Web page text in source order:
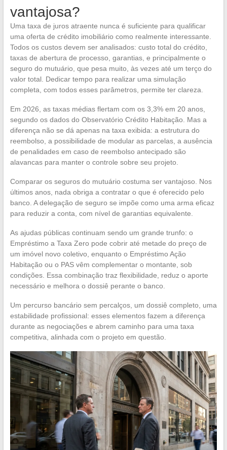
vantajosa?
Uma taxa de juros atraente nunca é suficiente para qualificar
uma oferta de crédito imobiliário como realmente interessante.
Todos os custos devem ser analisados: custo total do crédito,
taxas de abertura de processo, garantias, e principalmente o
seguro do mutuário, que pesa muito, às vezes até um terço do
valor total. Dedicar tempo para realizar uma simulação
completa, com todos esses parâmetros, permite ter clareza.
Em 2026, as taxas médias flertam com os 3,3% em 20 anos,
segundo os dados do Observatório Crédito Habitação. Mas a
diferença não se dá apenas na taxa exibida: a estrutura do
reembolso, a possibilidade de modular as parcelas, a ausência
de penalidades em caso de reembolso antecipado são
alavancas para manter o controle sobre seu projeto.
Comparar os seguros do mutuário costuma ser vantajoso. Nos
últimos anos, nada obriga a contratar o que é oferecido pelo
banco. A delegação de seguro se impõe como uma arma eficaz
para reduzir a conta, com nível de garantias equivalente.
As ajudas públicas continuam sendo um grande trunfo: o
Empréstimo a Taxa Zero pode cobrir até metade do preço de
um imóvel novo coletivo, enquanto o Empréstimo Ação
Habitação ou o PAS vêm complementar o montante, sob
condições. Essa combinação traz flexibilidade, reduz o aporte
necessário e melhora o dossiê perante o banco.
Um percurso bancário sem percalços, um dossiê completo, uma
estabilidade profissional: esses elementos fazem a diferença
durante as negociações e abrem caminho para uma taxa
competitiva, alinhada com o projeto em questão.